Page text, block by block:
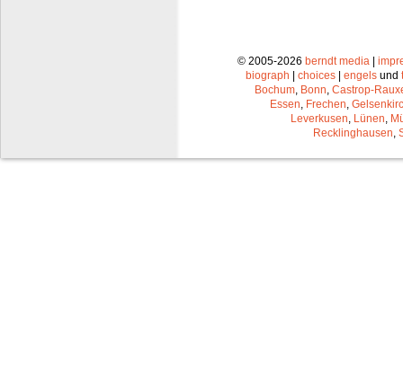
© 2005-2026 berndt media |
biograph | choices | engels und
Bochum Bonn Castrop-
Essen Frechen
Leverkusen Lünen
Recklinghausen